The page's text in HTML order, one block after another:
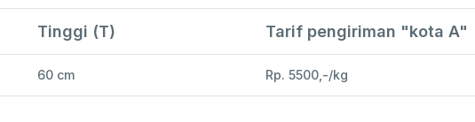
Tinggi (T) Tarif pengiriman "kota A"
60 cm Rp. 5500,-/kg